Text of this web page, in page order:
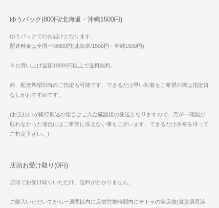
ゆうパック(800円/北海道・沖縄1500円)
ゆうパックでのお届けとなります。
配送料金は全国一律800円(北海道/1500円・沖縄1500円)
※お買い上げ金額10000円以上で送料無料。
尚、配達希望日時のご指定も可能です。できるだけ早い到着をご希望の際は指定日
なしがおすすめです。
(お支払いが銀行振込の場合はご入金確認後の発送となりますので、万が一確認が
取れなかった場合にはご希望に添えない事もございます。できるだけ余裕を持って
ご指定下さい。)
店頭お受け取り(0円)
店頭でお受け取りいただけ、送料がかかりません。
ご購入いただいてから一週間以内に店舗営業時間内にテトラの実店舗(滋賀県長浜